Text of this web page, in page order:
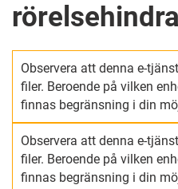
Observera att denna e-
filer. Beroende på vilken
finnas begränsning i din
Observera att denna e-
filer. Beroende på vilken
finnas begränsning i din